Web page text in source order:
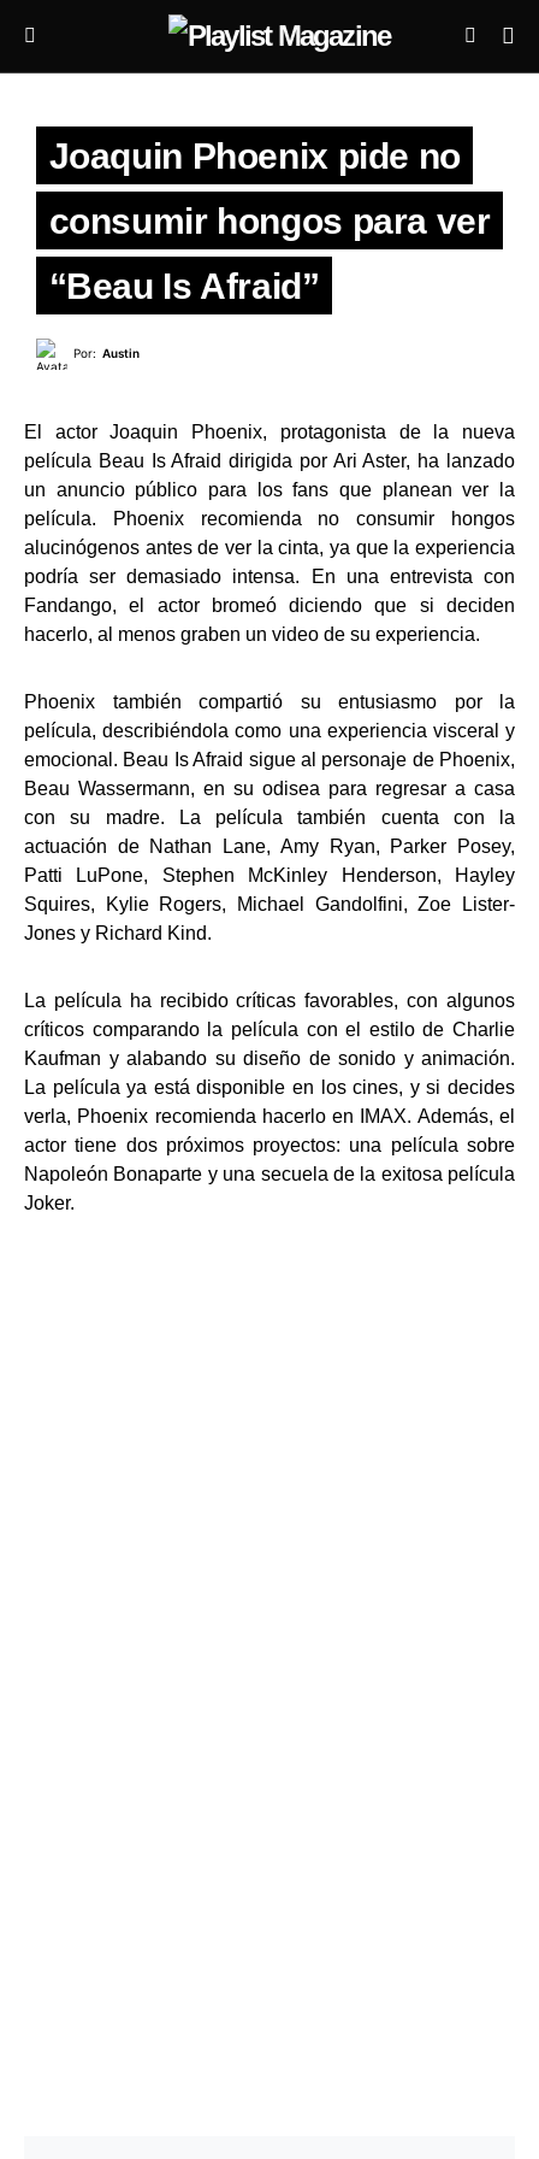
Joaquin Phoenix pide no
consumir hongos para ver
“Beau Is Afraid”
Por: Austin
El actor Joaquin Phoenix, protagonista de la nueva
película Beau Is Afraid dirigida por Ari Aster, ha lanzado
un anuncio público para los fans que planean ver la
película. Phoenix recomienda no consumir hongos
alucinógenos antes de ver la cinta, ya que la experiencia
podría ser demasiado intensa. En una entrevista con
Fandango, el actor bromeó diciendo que si deciden
hacerlo, al menos graben un video de su experiencia.
Phoenix también compartió su entusiasmo por la
película, describiéndola como una experiencia visceral y
emocional. Beau Is Afraid sigue al personaje de Phoenix,
Beau Wassermann, en su odisea para regresar a casa
con su madre. La película también cuenta con la
actuación de Nathan Lane, Amy Ryan, Parker Posey,
Patti LuPone, Stephen McKinley Henderson, Hayley
Squires, Kylie Rogers, Michael Gandolfini, Zoe Lister-
Jones y Richard Kind.
La película ha recibido críticas favorables, con algunos
críticos comparando la película con el estilo de Charlie
Kaufman y alabando su diseño de sonido y animación.
La película ya está disponible en los cines, y si decides
verla, Phoenix recomienda hacerlo en IMAX. Además, el
actor tiene dos próximos proyectos: una película sobre
Napoleón Bonaparte y una secuela de la exitosa película
Joker.